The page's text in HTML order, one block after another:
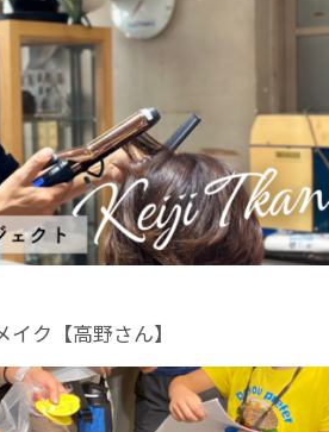
ク【高野さん】